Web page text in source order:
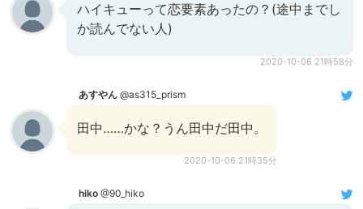
ハイキューって恋要素あったの？(途中までし
か読んでない人)
2020-10-06 21時58分
あすやん @as315_prism
田中……かな？うん田中だ田中。
2020-10-06 21時35分
hiko @90_hiko